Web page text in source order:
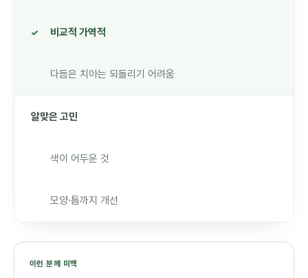
비교적 가역적
다듬은 치아는 되돌리기 어려움
알맞은 고민
색이 어두운 것
모양·틈까지 개선
이런 분께 미백